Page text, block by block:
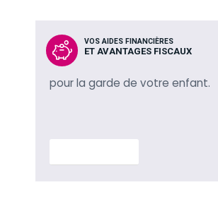
VOS AIDES FINANCIÈRES
ET AVANTAGES FISCAUX
pour la garde de votre enfant.